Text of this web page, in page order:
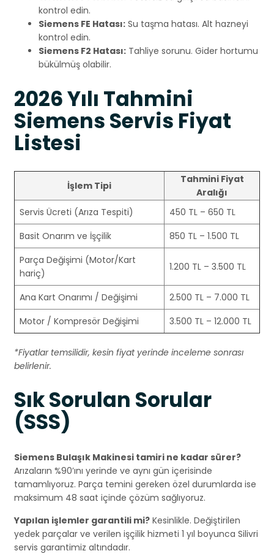
kontrol edin.
Siemens FE Hatası: Su taşma hatası. Alt hazneyi
kontrol edin.
Siemens F2 Hatası: Tahliye sorunu. Gider hortumu
bükülmüş olabilir.
2026 Yılı Tahmini
Siemens Servis Fiyat
Listesi
İşlem Tipi
Tahmini Fiyat
Aralığı
Servis Ücreti (Arıza Tespiti)
450 TL – 650 TL
Basit Onarım ve İşçilik
850 TL – 1.500 TL
Parça Değişimi (Motor/Kart
hariç)
1.200 TL – 3.500 TL
Ana Kart Onarımı / Değişimi
2.500 TL – 7.000 TL
Motor / Kompresör Değişimi
3.500 TL – 12.000 TL
*Fiyatlar temsilidir, kesin fiyat yerinde inceleme sonrası
belirlenir.
Sık Sorulan Sorular
(SSS)
Siemens Bulaşık Makinesi tamiri ne kadar sürer?
Arızaların %90’ını yerinde ve aynı gün içerisinde
tamamlıyoruz. Parça temini gereken özel durumlarda ise
maksimum 48 saat içinde çözüm sağlıyoruz.
Yapılan işlemler garantili mi? Kesinlikle. Değiştirilen
yedek parçalar ve verilen işçilik hizmeti 1 yıl boyunca Silivri
servis garantimiz altındadır.